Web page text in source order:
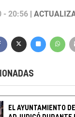
- 20:56 |
EL AYUNTAMIENTO